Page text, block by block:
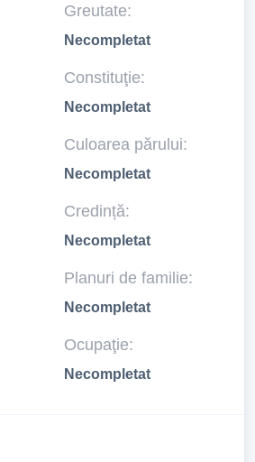
Greutate:
Necompletat
Constituţie:
Necompletat
Culoarea părului:
Necompletat
Credință:
Necompletat
Planuri de familie:
Necompletat
Ocupaţie:
Necompletat